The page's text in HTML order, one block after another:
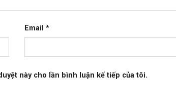
Email *
này cho lần bình luận kế tiếp của tôi.